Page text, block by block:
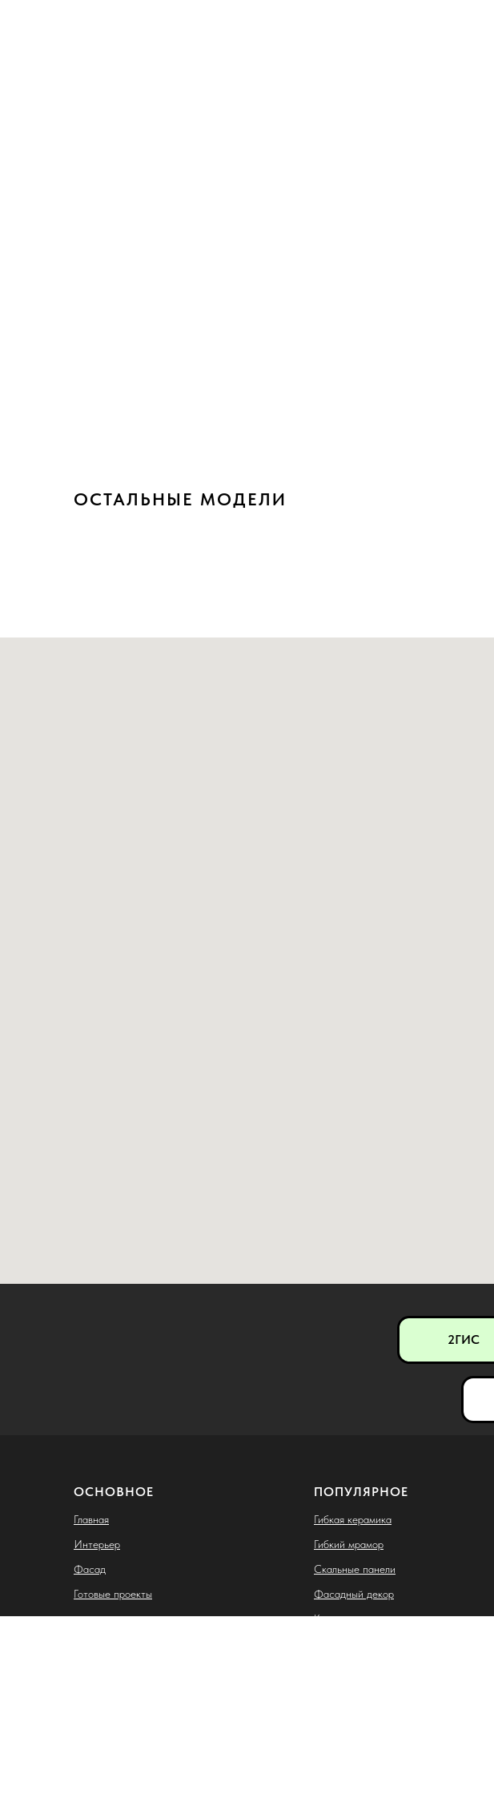
ОСТАЛЬНЫЕ МОДЕЛИ
2ГИС
ОСНОВНОЕ
Главная
Интерьер
Фасад
Готовые проекты
ПОПУЛЯРНОЕ
Гибкая керамика
Гибкий мрамор
Скальные панели
Фасадный декор
Клинкерные термопанели